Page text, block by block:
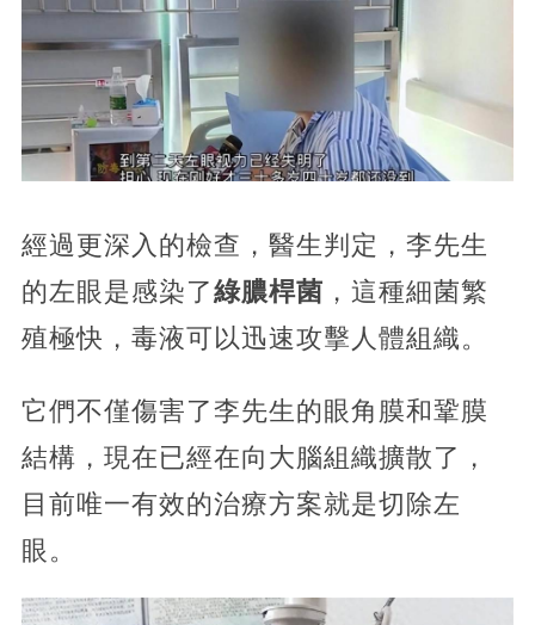
經過更深入的檢查，醫生判定，李先生
的左眼是感染了綠膿桿菌 ，這種細菌繁
殖極快，毒液可以迅速攻擊人體組織。
它們不僅傷害了李先生的眼角膜和鞏膜
結構，現在已經在向大腦組織擴散了，
目前唯一有效的治療方案就是切除左
眼。